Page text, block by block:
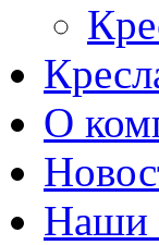
О
Наши